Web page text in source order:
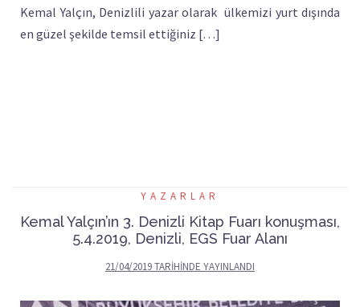
Kemal Yalçın, Denizlili yazar olarak ülkemizi yurt dışında
en güzel şekilde temsil ettiğiniz […]
YAZARLAR
Kemal Yalçın’ın 3. Denizli Kitap Fuarı konuşması,
5.4.2019, Denizli, EGS Fuar Alanı
21/04/2019TARIHINDE YAYINLANDI